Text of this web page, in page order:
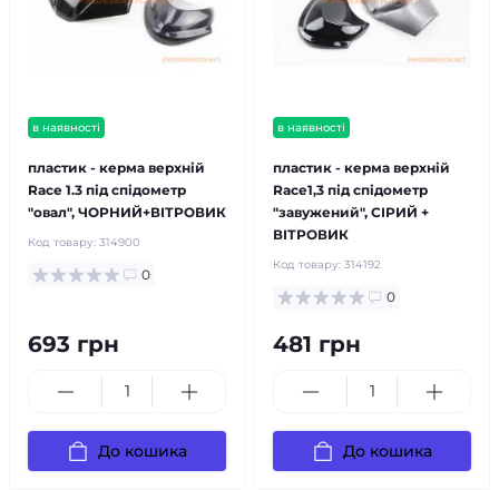
в наявності
пластик - керма верхній
Race 1.3 під спідометр
"овал", ЧОРНИЙ+ВІТРОВИК
Код товару: 314900
0
693 грн
До кошика
в наявності
пластик - керма верхній
Race1,3 під спідометр
"завужений", СІРИЙ +
ВІТРОВИК
Код товару: 314192
0
481 грн
До кошика